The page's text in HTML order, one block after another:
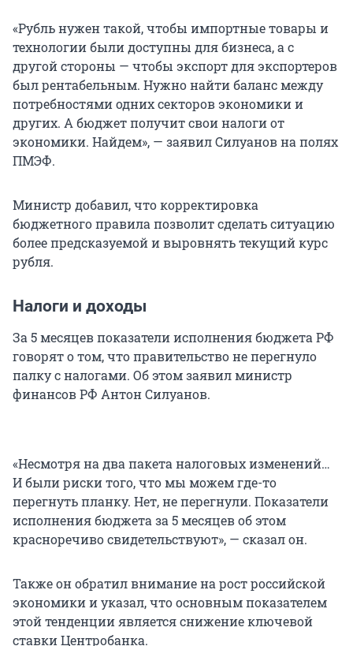
«Рубль нужен такой, чтобы импортные товары и
технологии были доступны для бизнеса, а с
другой стороны — чтобы экспорт для экспортеров
был рентабельным. Нужно найти баланс между
потребностями одних секторов экономики и
других. А бюджет получит свои налоги от
экономики. Найдем», — заявил Силуанов на полях
ПМЭФ.
Министр добавил, что корректировка
бюджетного правила позволит сделать ситуацию
более предсказуемой и выровнять текущий курс
рубля.
Налоги и доходы
За 5 месяцев показатели исполнения бюджета РФ
говорят о том, что правительство не перегнуло
палку с налогами. Об этом заявил министр
финансов РФ Антон Силуанов.
«Несмотря на два пакета налоговых изменений…
И были риски того, что мы можем где-то
перегнуть планку. Нет, не перегнули. Показатели
исполнения бюджета за 5 месяцев об этом
красноречиво свидетельствуют», — сказал он.
Также он обратил внимание на рост российской
экономики и указал, что основным показателем
этой тенденции является снижение ключевой
ставки Центробанка.